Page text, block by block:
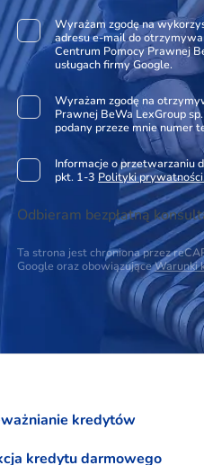
Wyrażam zgodę na
adresu e-mail do
Centrum Pomocy Prawnej
usługach firmy Google.
Wyrażam zgodę na
Prawnej BeWa LexGroup
podany przeze mnie numer
Informacje o przetwarzaniu
pkt. 1-3 Polityki
Odbieram bezpłatną
Ta strona jest chroniona przez
Google oraz obowiązująceWarunki
kredytów
kredytu darmowego